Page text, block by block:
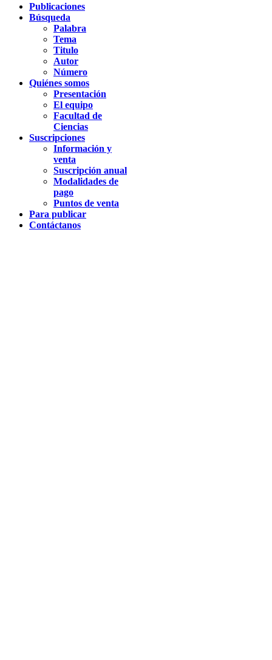
Publicaciones
Búsqueda
Palabra
Tema
Titulo
Autor
Número
Quiénes somos
Presentación
El equipo
Facultad de
Ciencias
Suscripciones
Información y
venta
Suscripción anual
Modalidades de
pago
Puntos de venta
Para publicar
Contáctanos